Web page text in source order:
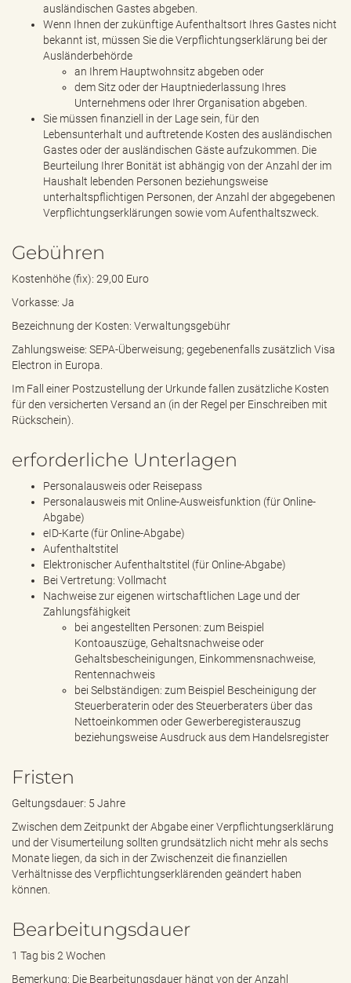
ausländischen Gastes abgeben.
Wenn Ihnen der zukünftige Aufenthaltsort Ihres Gastes nicht
bekannt ist, müssen Sie die Verpflichtungserklärung bei der
Ausländerbehörde
an Ihrem Hauptwohnsitz abgeben oder
dem Sitz oder der Hauptniederlassung Ihres
Unternehmens oder Ihrer Organisation abgeben.
Sie müssen finanziell in der Lage sein, für den
Lebensunterhalt und auftretende Kosten des ausländischen
Gastes oder der ausländischen Gäste aufzukommen. Die
Beurteilung Ihrer Bonität ist abhängig von der Anzahl der im
Haushalt lebenden Personen beziehungsweise
unterhaltspflichtigen Personen, der Anzahl der abgegebenen
Verpflichtungserklärungen sowie vom Aufenthaltszweck.
Gebühren
Kostenhöhe (fix): 29,00 Euro
Vorkasse: Ja
Bezeichnung der Kosten: Verwaltungsgebühr
Zahlungsweise: SEPA-Überweisung; gegebenenfalls zusätzlich Visa
Electron in Europa.
Im Fall einer Postzustellung der Urkunde fallen zusätzliche Kosten
für den versicherten Versand an (in der Regel per Einschreiben mit
Rückschein).
erforderliche Unterlagen
Personalausweis oder Reisepass
Personalausweis mit Online-Ausweisfunktion (für Online-
Abgabe)
eID-Karte (für Online-Abgabe)
Aufenthaltstitel
Elektronischer Aufenthaltstitel (für Online-Abgabe)
Bei Vertretung: Vollmacht
Nachweise zur eigenen wirtschaftlichen Lage und der
Zahlungsfähigkeit
bei angestellten Personen: zum Beispiel
Kontoauszüge, Gehaltsnachweise oder
Gehaltsbescheinigungen, Einkommensnachweise,
Rentennachweis
bei Selbständigen: zum Beispiel Bescheinigung der
Steuerberaterin oder des Steuerberaters über das
Nettoeinkommen oder Gewerberegisterauszug
beziehungsweise Ausdruck aus dem Handelsregister
Fristen
Geltungsdauer: 5 Jahre
Zwischen dem Zeitpunkt der Abgabe einer Verpflichtungserklärung
und der Visumerteilung sollten grundsätzlich nicht mehr als sechs
Monate liegen, da sich in der Zwischenzeit die finanziellen
Verhältnisse des Verpflichtungserklärenden geändert haben
können.
Bearbeitungsdauer
1 Tag bis 2 Wochen
Bemerkung: Die Bearbeitungsdauer hängt von der Anzahl